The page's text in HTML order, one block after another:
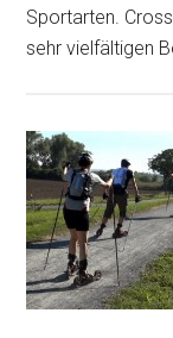
Sportarten.
sehr vielfältigen